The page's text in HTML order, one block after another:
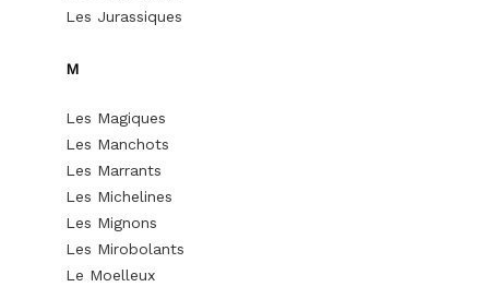
Les Jurassiques
M
Les Magiques
Les Manchots
Les Marrants
Les Michelines
Les Mignons
Les Mirobolants
Le Moelleux